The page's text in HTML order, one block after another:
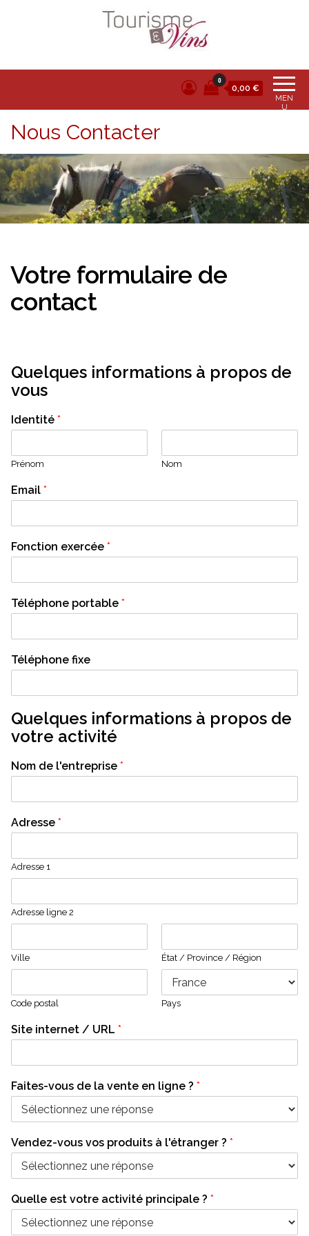
Tourisme et vins
MEN
U
0
0,00 €
Nous Contacter
Votre formulaire de
contact
Quelques informations à propos de
vous
Identité *
Prénom Nom
Email *
Fonction exercée *
Téléphone portable *
Téléphone fixe
Quelques informations à propos de
votre activité
Nom de l'entreprise *
Adresse *
Adresse 1
Adresse ligne 2
Ville État / Province / Région
Code postal Pays
Site internet / URL *
Faites-vous de la vente en ligne ? *
Vendez-vous vos produits à l'étranger ? *
Quelle est votre activité principale ? *